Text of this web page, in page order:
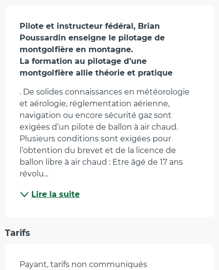
Description
Pilote et instructeur fédéral, Brian
Poussardin enseigne le pilotage de
montgolfière en montagne.
La formation au pilotage d’une
montgolfière allie théorie et pratique
. De solides connaissances en météorologie
et aérologie, réglementation aérienne,
navigation ou encore sécurité gaz sont
exigées d’un pilote de ballon à air chaud.
Plusieurs conditions sont exigées pour
l’obtention du brevet et de la licence de
ballon libre à air chaud : Etre âgé de 17 ans
révolu...
Lire la suite
Tarifs
Payant, tarifs non communiqués